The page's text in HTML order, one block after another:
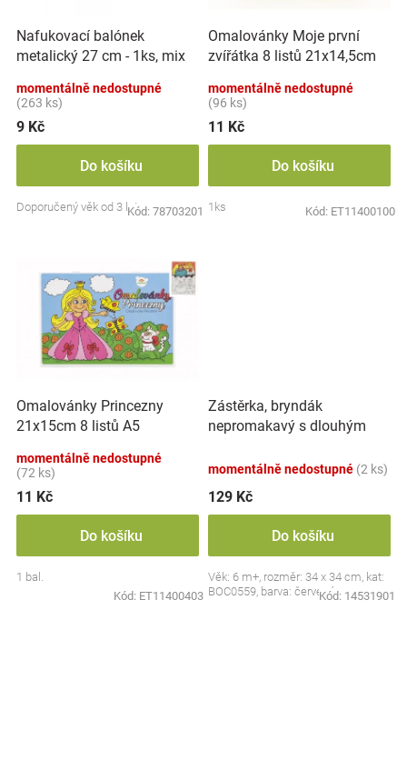
Hračkářství
ůo
d
u
k
ů
Nafukovací balónek
metalický 27 cm - 1ks, mix
momentálně nedostupné
(263 ks)
9 Kč
Do košíku
Doporučený věk od 3 letKód: 78703201
Omalovánky Moje první
zvířátka 8 listů 21x14,5cm
momentálně nedostupné
(96 ks)
11 Kč
Do košíku
1ks Kód: ET11400100
Omalovánky Princezny
21x15cm 8 listů A5
momentálně nedostupné
(72 ks)
11 Kč
Do košíku
1 bal.
Kód: ET11400403
Zástěrka, bryndák
nepromakavý s dlouhým
momentálně nedostupné (2 ks)
129 Kč
Do košíku
Věk: 6 m+, rozměr: 34 x 34 cm, kat:
BOC0559, barva: červená
Kód: 14531901